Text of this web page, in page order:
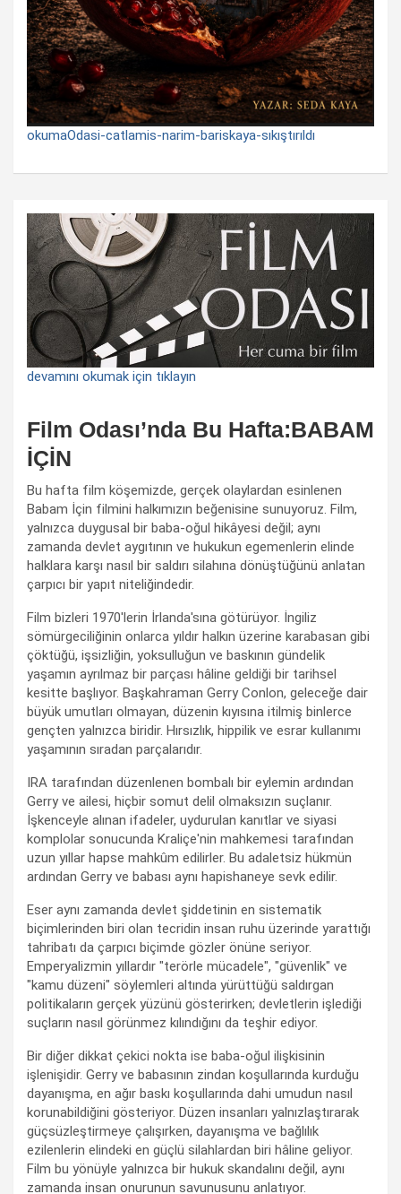
okumaOdasi-catlamis-narim-bariskaya-sıkıştırıldı
devamını okumak için tıklayın
Film Odası’nda Bu Hafta:BABAM
İÇİN
Bu hafta film köşemizde, gerçek olaylardan esinlenen
Babam İçin filmini halkımızın beğenisine sunuyoruz. Film,
yalnızca duygusal bir baba-oğul hikâyesi değil; aynı
zamanda devlet aygıtının ve hukukun egemenlerin elinde
halklara karşı nasıl bir saldırı silahına dönüştüğünü anlatan
çarpıcı bir yapıt niteliğindedir.
Film bizleri 1970'lerin İrlanda'sına götürüyor. İngiliz
sömürgeciliğinin onlarca yıldır halkın üzerine karabasan gibi
çöktüğü, işsizliğin, yoksulluğun ve baskının gündelik
yaşamın ayrılmaz bir parçası hâline geldiği bir tarihsel
kesitte başlıyor. Başkahraman Gerry Conlon, geleceğe dair
büyük umutları olmayan, düzenin kıyısına itilmiş binlerce
gençten yalnızca biridir. Hırsızlık, hippilik ve esrar kullanımı
yaşamının sıradan parçalarıdır.
IRA tarafından düzenlenen bombalı bir eylemin ardından
Gerry ve ailesi, hiçbir somut delil olmaksızın suçlanır.
İşkenceyle alınan ifadeler, uydurulan kanıtlar ve siyasi
komplolar sonucunda Kraliçe'nin mahkemesi tarafından
uzun yıllar hapse mahkûm edilirler. Bu adaletsiz hükmün
ardından Gerry ve babası aynı hapishaneye sevk edilir.
Eser aynı zamanda devlet şiddetinin en sistematik
biçimlerinden biri olan tecridin insan ruhu üzerinde yarattığı
tahribatı da çarpıcı biçimde gözler önüne seriyor.
Emperyalizmin yıllardır "terörle mücadele", "güvenlik" ve
"kamu düzeni" söylemleri altında yürüttüğü saldırgan
politikaların gerçek yüzünü gösterirken; devletlerin işlediği
suçların nasıl görünmez kılındığını da teşhir ediyor.
Bir diğer dikkat çekici nokta ise baba-oğul ilişkisinin
işlenişidir. Gerry ve babasının zindan koşullarında kurduğu
dayanışma, en ağır baskı koşullarında dahi umudun nasıl
korunabildiğini gösteriyor. Düzen insanları yalnızlaştırarak
güçsüzleştirmeye çalışırken, dayanışma ve bağlılık
ezilenlerin elindeki en güçlü silahlardan biri hâline geliyor.
Film bu yönüyle yalnızca bir hukuk skandalını değil, aynı
zamanda insan onurunun savunusunu anlatıyor.